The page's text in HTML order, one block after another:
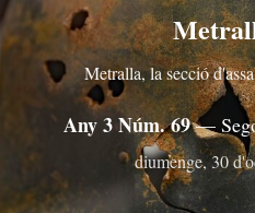
Metralla, la secció
Any 3 Núm. 69—
diumenge, 30